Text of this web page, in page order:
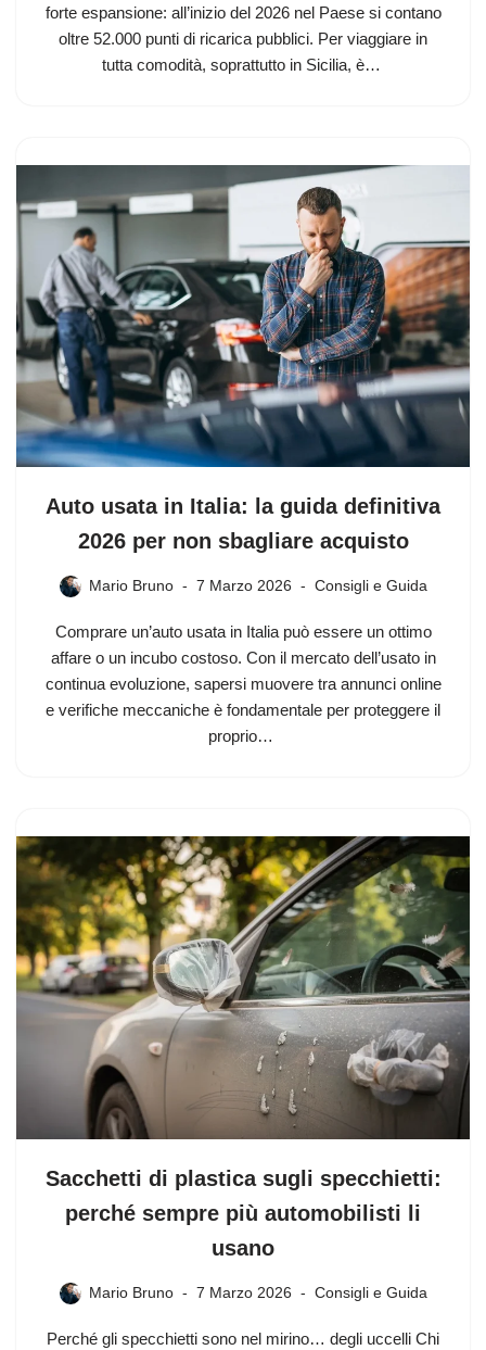
forte espansione: all’inizio del 2026 nel Paese si contano
oltre 52.000 punti di ricarica pubblici. Per viaggiare in
tutta comodità, soprattutto in Sicilia, è…
Auto usata in Italia: la guida definitiva
2026 per non sbagliare acquisto
Mario Bruno 7 Marzo 2026 Consigli e Guida
Comprare un’auto usata in Italia può essere un ottimo
affare o un incubo costoso. Con il mercato dell’usato in
continua evoluzione, sapersi muovere tra annunci online
e verifiche meccaniche è fondamentale per proteggere il
proprio…
Sacchetti di plastica sugli specchietti:
perché sempre più automobilisti li
usano
Mario Bruno 7 Marzo 2026 Consigli e Guida
Perché gli specchietti sono nel mirino… degli uccelli Chi